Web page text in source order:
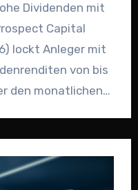
Dividenden mit
Capital
lockt Anleger mit
von bis
den monatlichen